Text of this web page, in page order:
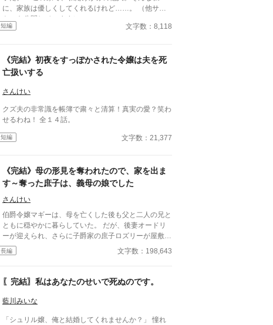
に、家族は優しくしてくれるけれど……。 （他サイ
トにも公開しています）
短編 文字数：8,118
《完結》初夜をすっぽかされた令嬢は夫を死
亡扱いする
さんけい
クズ夫の非常識を帳簿で粛々と清算！真実の愛？笑わ
せるわね！ 全１４話。
短編 文字数：21,377
《完結》母の形見を奪われたので、家を出ま
す～奪った庶子は、義母の娘でした
さんけい
伯爵令嬢マギーは、母を亡くした後も父と二人の兄と
ともに穏やかに暮らしていた。 だが、後妻オードリ
ーが迎えられ、さらに子爵家の庶子ロズリーが屋敷に
引き取られてから、少しずつ何かが変わっていく。
「ロズリーは可哀想なのだから」 「マギーには、ほ
場所は屋敷の中から削られていった。 父は見ていな
い。長兄ウィリアムはロズリーを庇うばかり。 この
ままでは家族を憎んでしまう。 そう思ったマギー
出る。 が、王都でサミュエルとその友人ルーカスの
長編 文字数：198,643
〖完結〗私はあなたのせいで死ぬのです。
藍川みいな
「シュリル嬢、俺と結婚してくれませんか？」 憧れ